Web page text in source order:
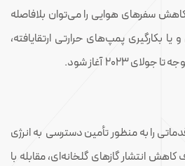
سفرهای هوایی را می‌توان بلافاصله
بکارگیری پمپ‌های حرارتی ارتقایافته،
آغاز شود.
را به منظور تأمین دسترسی به انرژی
انتشار گازهای گلخانه‌ای، مقابله با